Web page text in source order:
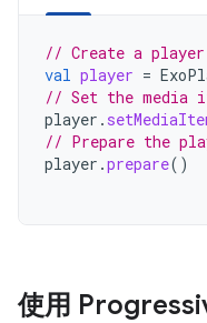
// Create a
val player =
// Set the media
player .
// Prepare the
player .prepare()
使用